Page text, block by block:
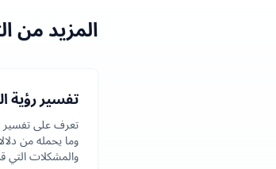
المزيد من
تفسير رؤية
تعرف على تفسير
وما يحمله من
والمشكلات